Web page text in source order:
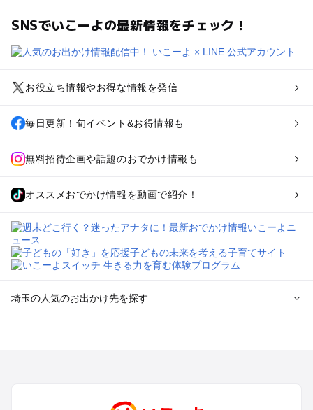
SNSでいこーよの最新情報をチェック！
お役立ち情報やお得な情報を発信
毎日更新！旬イベント&お得情報も
無料招待企画や話題のおでかけ情報も
オススメおでかけ情報を動画で紹介！
埼玉の人気のお出かけ先を探す